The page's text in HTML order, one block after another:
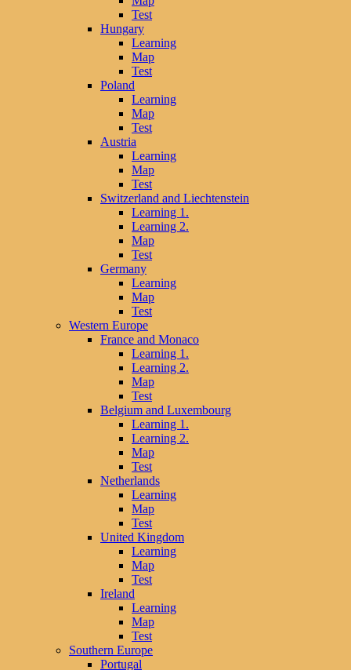
Test
Hungary
Learning
Map
Test
Poland
Learning
Map
Test
Austria
Learning
Map
Test
Switzerland and Liechtenstein
Learning 1.
Learning 2.
Map
Test
Germany
Learning
Map
Test
Western Europe
France and Monaco
Learning 1.
Learning 2.
Map
Test
Belgium and Luxembourg
Learning 1.
Learning 2.
Map
Test
Netherlands
Learning
Map
Test
United Kingdom
Learning
Map
Test
Ireland
Learning
Map
Test
Southern Europe
Portugal